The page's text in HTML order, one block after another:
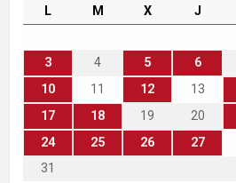
L M X J
3
4 5 6
10
11 12 13
17
18 19 20
24
25 26 27
31